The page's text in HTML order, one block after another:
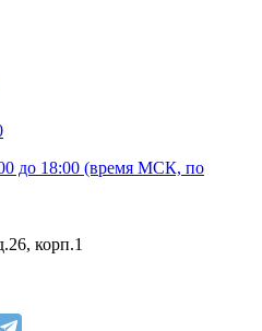
до 18:00 (время МСК, по
корп.1